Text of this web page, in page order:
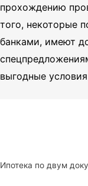
прохождению
того, некоторые
банками, имеют
выгодные
Ипотека по двум